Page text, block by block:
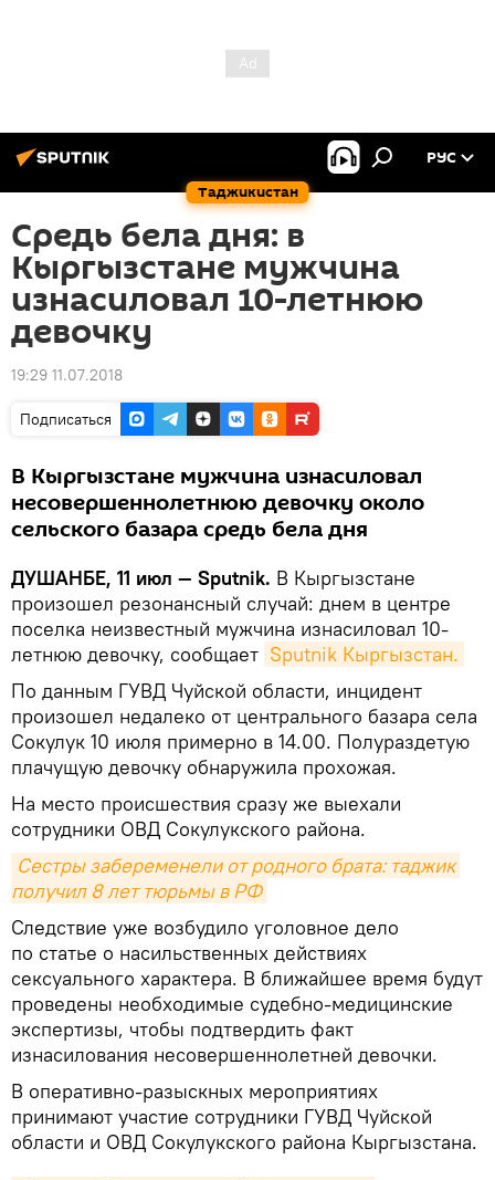
Таджикистан
РУС
Средь бела дня: в
Кыргызстане мужчина
изнасиловал 10-летнюю
девочку
19:29 11.07.2018
Подписаться
В Кыргызстане мужчина изнасиловал
несовершеннолетнюю девочку около
сельского базара средь бела дня
ДУШАНБЕ, 11 июл — Sputnik. В Кыргызстане
произошел резонансный случай: днем в центре
поселка неизвестный мужчина изнасиловал 10-
летнюю девочку, сообщает Sputnik Кыргызстан.
По данным ГУВД Чуйской области, инцидент
произошел недалеко от центрального базара села
Сокулук 10 июля примерно в 14.00. Полураздетую
плачущую девочку обнаружила прохожая.
На место происшествия сразу же выехали
сотрудники ОВД Сокулукского района.
Сестры забеременели от родного брата: таджик
получил 8 лет тюрьмы в РФ
Следствие уже возбудило уголовное дело
по статье о насильственных действиях
сексуального характера. В ближайшее время будут
проведены необходимые судебно-медицинские
экспертизы, чтобы подтвердить факт
изнасилования несовершеннолетней девочки.
В оперативно-разыскных мероприятиях
принимают участие сотрудники ГУВД Чуйской
области и ОВД Сокулукского района Кыргызстана.